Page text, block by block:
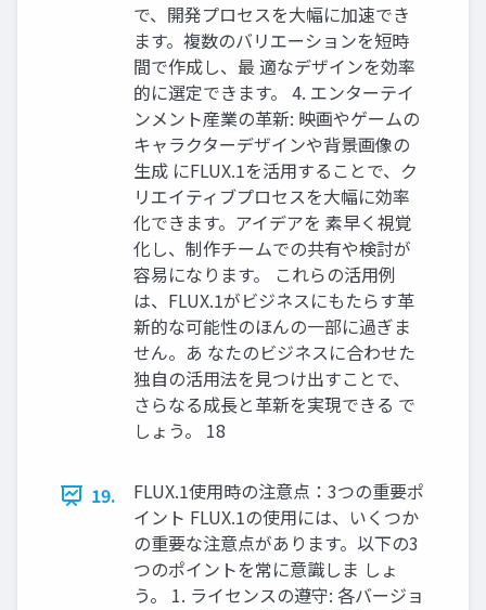
で、開発プロセスを大幅に加速でき
ます。複数のバリエーションを短時
間で作成し、最 適なデザインを効率
的に選定できます。 4. エンターテイ
ンメント産業の革新: 映画やゲームの
キャラクターデザインや背景画像の
生成 にFLUX.1を活用することで、ク
リエイティブプロセスを大幅に効率
化できます。アイデアを 素早く視覚
化し、制作チームでの共有や検討が
容易になります。 これらの活用例
は、FLUX.1がビジネスにもたらす革
新的な可能性のほんの一部に過ぎま
せん。あ なたのビジネスに合わせた
独自の活用法を見つけ出すことで、
さらなる成長と革新を実現できる で
しょう。 18
19.
FLUX.1使用時の注意点：3つの重要ポ
イント FLUX.1の使用には、いくつか
の重要な注意点があります。以下の3
つのポイントを常に意識しま しょ
う。 1. ライセンスの遵守: 各バージョ